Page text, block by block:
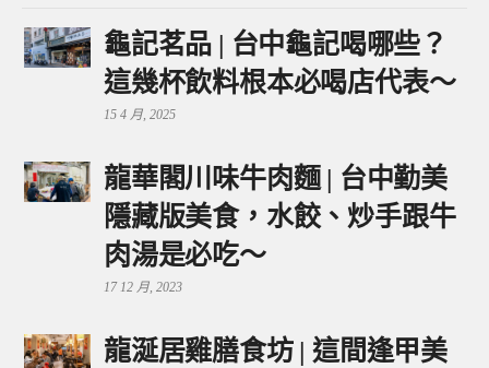
龜記茗品 | 台中龜記喝哪些？
這幾杯飲料根本必喝店代表～
15 4 月, 2025
龍華閣川味牛肉麵 | 台中勤美
隱藏版美食，水餃、炒手跟牛
肉湯是必吃～
17 12 月, 2023
龍涎居雞膳食坊 | 這間逢甲美